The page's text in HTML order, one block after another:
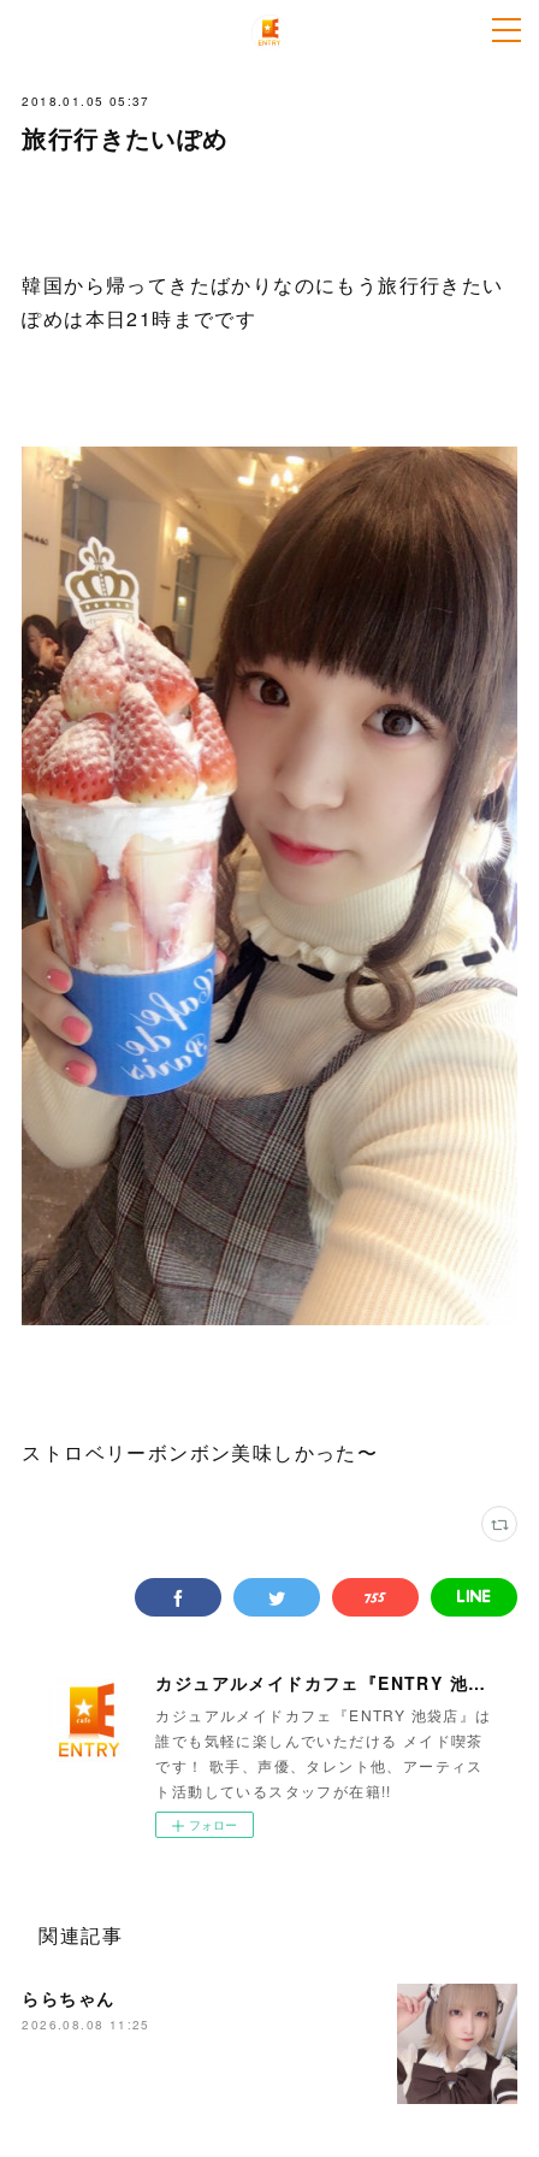
2018.01.05 05:37
旅行行きたいぽめ
韓国から帰ってきたばかりなのにもう旅行行きたい
ぽめは本日21時までです
ストロベリーボンボン美味しかった〜
カジュアルメイドカフェ『ENTRY 池袋店』
カジュアルメイドカフェ『ENTRY 池袋店』は
誰でも気軽に楽しんでいただける メイド喫茶
です！ 歌手、声優、タレント他、アーティス
ト活動しているスタッフが在籍!!
フォロー
関連記事
ららちゃん
2026.08.08 11:25